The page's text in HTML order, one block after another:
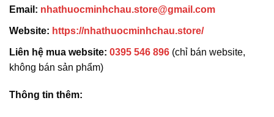
Email: nhathuocminhchau.store@gmail.com
Website: https://nhathuocminhchau.store/
Liên hệ mua website: 0395 546 896 (chỉ bán website,
không bán sản phẩm)
Thông tin thêm: